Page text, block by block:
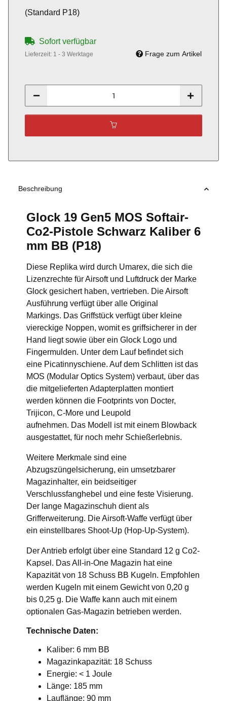
(Standard P18)
Sofort verfügbar
Lieferzeit: 1 - 3 Werktage Frage zum Artikel
Beschreibung
Glock 19 Gen5 MOS Softair-
Co2-Pistole Schwarz Kaliber 6
mm BB (P18)
Diese Replika wird durch Umarex, die sich die
Lizenzrechte für Airsoft und Luftdruck der Marke
Glock gesichert haben, vertrieben. Die Airsoft
Ausführung verfügt über alle Original
Markings. Das Griffstück verfügt über kleine
viereckige Noppen, womit es griffsicherer in der
Hand liegt sowie über ein Glock Logo und
Fingermulden. Unter dem Lauf befindet sich
eine Picatinnyschiene. Auf dem Schlitten ist das
MOS (Modular Optics System) verbaut, über das
die mitgelieferten Adapterplatten montiert
werden können die Footprints von Docter,
Trijicon, C-More und Leupold
aufnehmen. Das Modell ist mit einem Blowback
ausgestattet, für noch mehr Schießerlebnis.
Weitere Merkmale sind eine
Abzugszüngelsicherung, ein umsetzbarer
Magazinhalter, ein beidseitiger
Verschlussfanghebel und eine feste Visierung.
Der lange Magazinschuh dient als
Grifferweiterung. Die Airsoft-Waffe verfügt über
ein einstellbares Shoot-Up (Hop-Up-System).
Der Antrieb erfolgt über eine Standard 12 g Co2-
Kapsel. Das All-in-One Magazin hat eine
Kapazität von 18 Schuss BB Kugeln. Empfohlen
werden Kugeln mit einem Gewicht von 0,20 g
bis 0,25 g. Die Waffe kann auch mit einem
optionalen Gas-Magazin betrieben werden.
Technische Daten:
Kaliber: 6 mm BB
Magazinkapazität: 18 Schuss
Energie: < 1 Joule
Länge: 185 mm
Lauflänge: 90 mm